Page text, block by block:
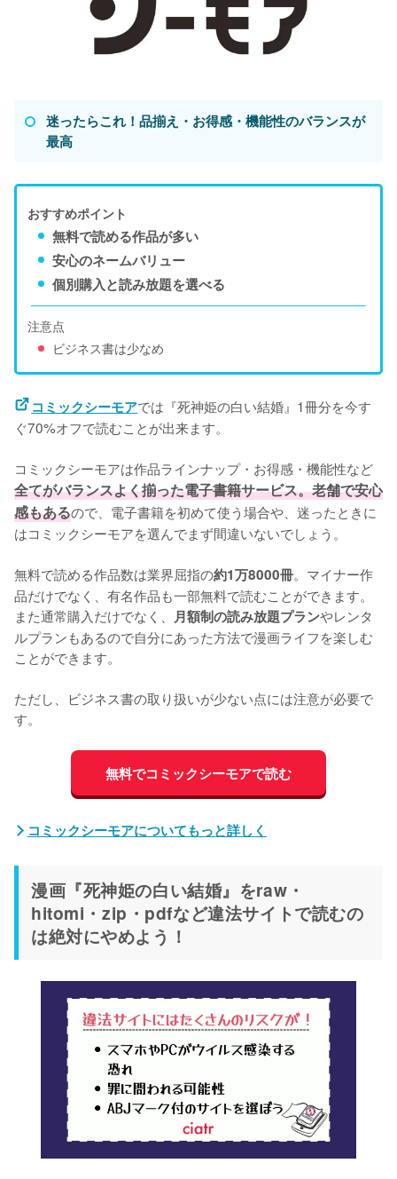
迷ったらこれ！品揃え・お得感・機能性のバランスが
最高
おすすめポイント
無料で読める作品が多い
安心のネームバリュー
個別購入と読み放題を選べる
注意点
ビジネス書は少なめ
コミックシーモアでは『死神姫の白い結婚』1冊分を今す
ぐ70%オフで読むことが出来ます。
コミックシーモアは作品ラインナップ・お得感・機能性など
全てがバランスよく揃った電子書籍サービス。老舗で安心
感もあるので、電子書籍を初めて使う場合や、迷ったときに
はコミックシーモアを選んでまず間違いないでしょう。
無料で読める作品数は業界屈指の約1万8000冊。マイナー作
品だけでなく、有名作品も一部無料で読むことができます。
また通常購入だけでなく、 月額制の読み放題プランやレンタ
ルプランもあるので自分にあった方法で漫画ライフを楽しむ
ことができます。
ただし、ビジネス書の取り扱いが少ない点には注意が必要で
す。
無料でコミックシーモアで読む
コミックシーモアについてもっと詳しく
漫画『死神姫の白い結婚』をraw・
hitomi・zip・pdfなど違法サイトで読むの
は絶対にやめよう！